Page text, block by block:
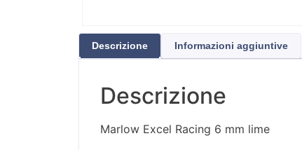
Descrizione Informazioni aggiuntive
Descrizione
Marlow Excel Racing 6 mm lime